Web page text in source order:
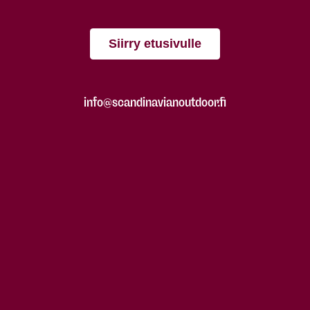
Siirry etusivulle
info@scandinavianoutdoor.fi